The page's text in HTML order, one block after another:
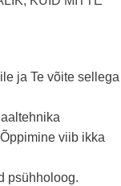
ja Te võite sellega
viib ikka
psühholoog.